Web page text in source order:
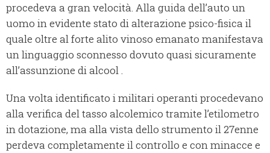
procedeva a gran velocità. Alla guida dell’auto un
uomo in evidente stato di alterazione psico-fisica il
quale oltre al forte alito vinoso emanato manifestava
un linguaggio sconnesso dovuto quasi sicuramente
all’assunzione di alcool .
Una volta identificato i militari operanti procedevano
alla verifica del tasso alcolemico tramite l’etilometro
in dotazione, ma alla vista dello strumento il 27enne
perdeva completamente il controllo e con minacce e